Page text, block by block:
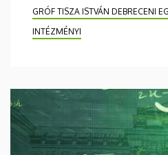
GRÓF TISZA ISTVÁN DEBRECENI
INTÉZMÉNYI